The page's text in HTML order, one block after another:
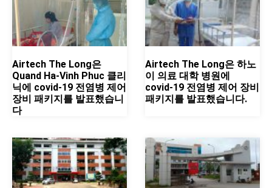
Airtech The Long은
Quand Ha-Vinh Phuc 클리
닉에 covid-19 전염병 제어
장비 패키지를 발표했습니
다
Airtech The Long은 하노
이 의료 대학 병원에
covid-19 전염병 제어 장비
패키지를 발표했습니다.